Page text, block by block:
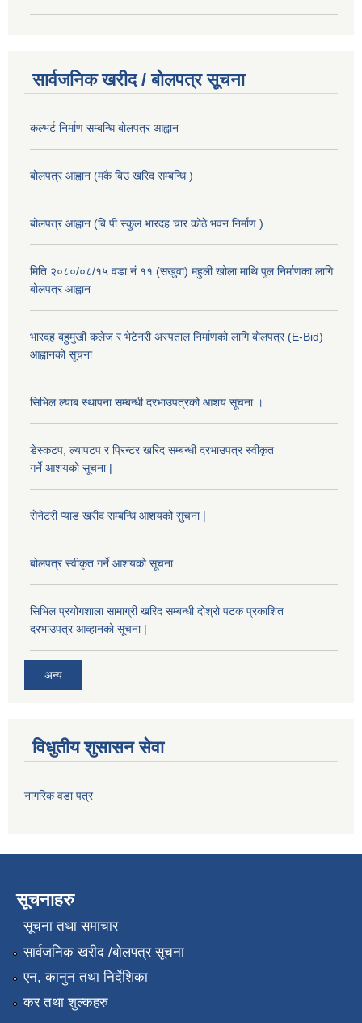
सार्वजनिक खरीद / बोलपत्र सूचना
कल्भर्ट निर्माण सम्बन्धि बोलपत्र आह्वान
बोलपत्र आह्वान (मकै बिउ खरिद सम्बन्धि )
बोलपत्र आह्वान (बि.पी स्कुल भारदह चार कोठे भवन निर्माण )
मिति २०८०/०८/१५ वडा नं ११ (सखुवा) महुली खोला माथि पुल निर्माणका लागि
बोलपत्र आह्वान
भारदह बहुमुखी कलेज र भेटेनरी अस्पताल निर्माणको लागि बोलपत्र (E-Bid)
आह्वानको सूचना
सिभिल ल्याब स्थापना सम्बन्धी दरभाउपत्रको आशय सूचना ।
डेस्कटप, ल्यापटप र प्रिन्टर खरिद सम्बन्धी दरभाउपत्र स्वीकृत
गर्ने आशयको सूचना |
सेनेटरी प्याड खरीद सम्बन्धि आशयको सुचना |
बोलपत्र स्वीकृत गर्ने आशयको सूचना
सिभिल प्रयोगशाला सामाग्री खरिद सम्बन्धी दोश्रो पटक प्रकाशित
दरभाउपत्र आव्हानको सूचना |
अन्य
विधुतीय शुसासन सेवा
नागरिक वडा पत्र
सूचनाहरु
सूचना तथा समाचार
सार्वजनिक खरीद /बोलपत्र सूचना
एन, कानुन तथा निर्देशिका
कर तथा शुल्कहरु